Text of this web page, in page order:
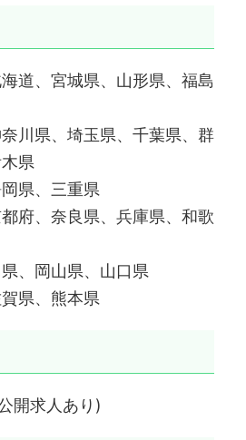
道、宮城県、山形県、福島
奈川県、埼玉県、千葉県、群
県
県、三重県
都府、奈良県、兵庫県、和歌
、岡山県、山口県
県、熊本県
開求人あり)